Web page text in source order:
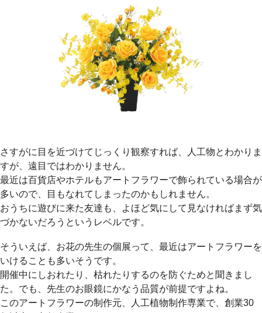
さすがに目を近づけてじっくり観察すれば、人工物とわかりま
すが、遠目ではわかりません。
最近は百貨店やホテルもアートフラワーで飾られている場合が
多いので、目もなれてしまったのかもしれません。
おうちに遊びに来た友達も、よほど気にして見なければまず気
づかないだろうというレベルです。
そういえば、お花の先生の個展って、最近はアートフラワーを
いけることも多いそうです。
開催中にしおれたり、枯れたりするのを防ぐためと聞きまし
た。でも、先生のお眼鏡にかなう品質が前提ですよね。
このアートフラワーの制作元、人工植物制作専業で、創業30